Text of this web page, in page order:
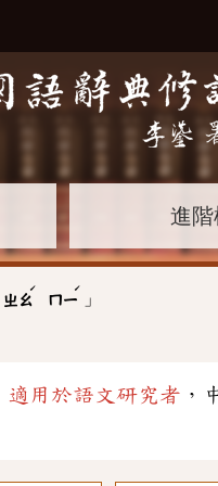
進階
ㄓㄠ
ˊ
ㄇㄧ
ˊ
」
適用於語文研究者 ，